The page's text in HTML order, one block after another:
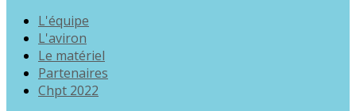
L'équipe
L'aviron
Le matériel
Partenaires
Chpt 2022